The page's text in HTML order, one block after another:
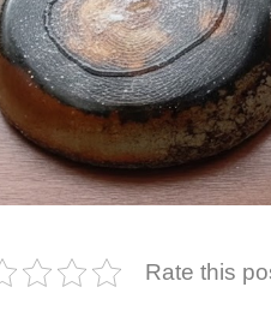
Rate this